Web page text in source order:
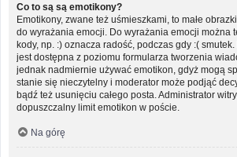
Co to są są emotikony?
Emotikony, zwane też uśmieszkami, to małe
do wyrażania emocji. Do wyrażania emocji można
kody, np. :) oznacza radość, podczas gdy :( smutek.
jest dostępna z poziomu formularza tworzenia
jednak nadmiernie używać emotikon, gdyż mogą
stanie się nieczytelny i moderator może podjąć
bądź też usunięciu całego posta. Administrator
dopuszczalny limit emotikon w poście.
Na górę